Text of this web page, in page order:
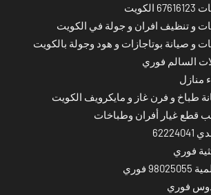
و تنظيف افران و جولة في الكويت
و صيانة بوتاجازات و هود وجولة بالكويت
السالم فوري
منازل
طباخ و فرن غاز و مايكرويف الكويت
قطع غيار أفران وطباخات
فوري
فوري
فوري